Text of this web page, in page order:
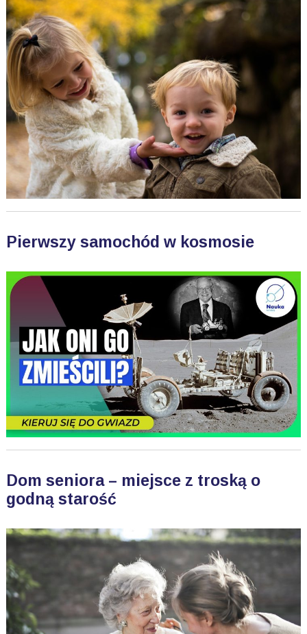
Pierwszy samochód w kosmosie
Dom seniora – miejsce z troską o
godną starość